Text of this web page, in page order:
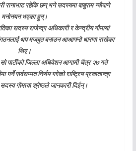
रानाभाट रहेकि छन् भने सदस्यमा बाबुराम न्यौपाने
मनोनयन भएका हुन्।
सदस्य राजेन्द्र अधिकारी र केन्द्रीय गौमायां
थप मजबुत बनाउन आआफ्नो धारणा राखेका
थिए।
पार्टीको जिल्ला अधिवेशन आगामी चैत्र २७ गते
सर्वसम्मत निर्णय गरेको राष्ट्रिय प्रजातान्त्र
सदस्य गौमाया श्रेष्ठले जानकारी दिईन्।